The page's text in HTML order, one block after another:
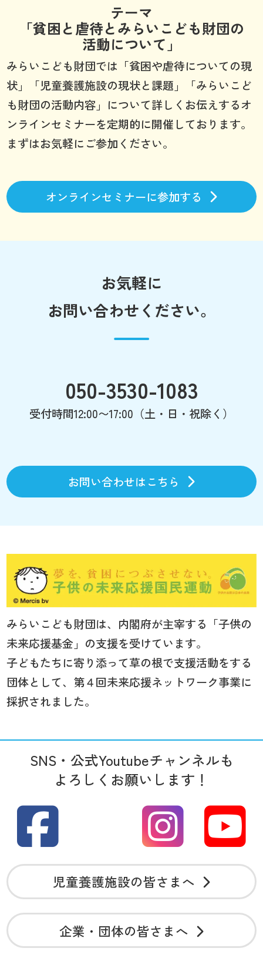
テーマ
「貧困と虐待とみらいこども財団の
活動について」
みらいこども財団では「貧困や虐待についての現
状」「児童養護施設の現状と課題」「みらいこど
も財団の活動内容」について詳しくお伝えするオ
ンラインセミナーを定期的に開催しております。
まずはお気軽にご参加ください。
オンラインセミナーに参加する
お気軽に
お問い合わせください。
050-3530-1083
受付時間12:00〜17:00（土・日・祝除く）
お問い合わせはこちら
みらいこども財団は、内閣府が主宰する「子供の
未来応援基金」の支援を受けています。
子どもたちに寄り添って草の根で支援活動をする
団体として、第４回未来応援ネットワーク事業に
採択されました。
SNS・公式Youtubeチャンネルも
よろしくお願いします！
児童養護施設の皆さまへ
企業・団体の皆さまへ